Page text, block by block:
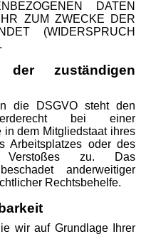
DATEN
ZUM ZWECKE DER
(WIDERSPRUCH
der zuständigen
die DSGVO steht den
bei einer
in dem Mitgliedstaat ihres
Arbeitsplatzes oder des
Verstoßes zu. Das
anderweitiger
Rechtsbehelfe.
wir auf Grundlage Ihrer